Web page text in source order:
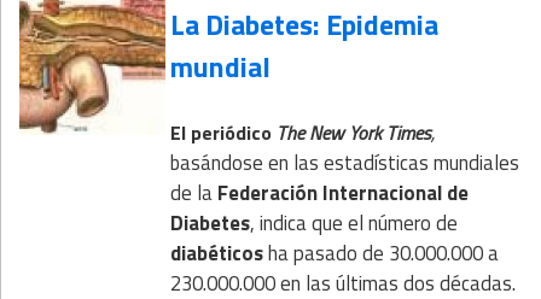
La Diabetes: Epidemia
mundial
El periódico The New York Times,
basándose en las estadísticas mundiales
de laFederación Internacional de
Diabetes, indica que el número de
diabéticosha pasado de 30.000.000 a
230.000.000 en las últimas dos décadas.